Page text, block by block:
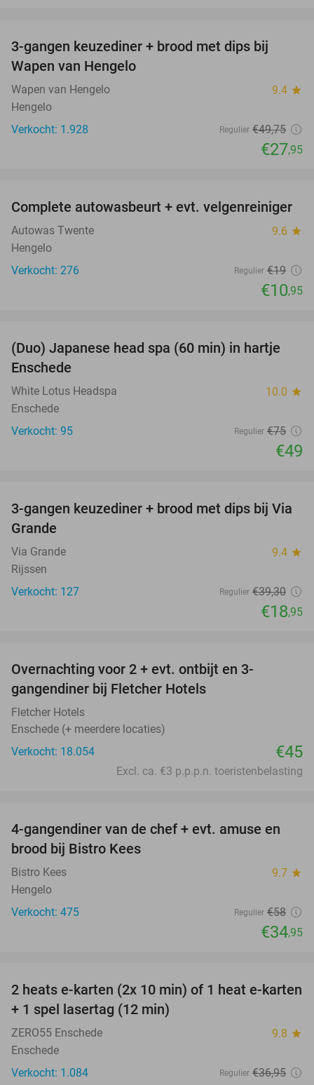
3-gangen keuzediner + brood met dips bij
Wapen van Hengelo
Wapen van Hengelo 9.4 star
Hengelo
Verkocht: 1.928
Regulier €49,75
€27,95
42%
Complete autowasbeurt + evt. velgenreiniger
Autowas Twente 9.6 star
Hengelo
Verkocht: 276
Regulier €19
€10,95
35%
(Duo) Japanese head spa (60 min) in hartje
Enschede
White Lotus Headspa 10.0 star
Enschede
Verkocht: 95
Regulier €75
€49
52%
3-gangen keuzediner + brood met dips bij Via
Grande
Via Grande 9.4 star
Rijssen
Verkocht: 127
Regulier €39,30
€18,95
Overnachting voor 2 + evt. ontbijt en 3-
gangendiner bij Fletcher Hotels
Fletcher Hotels
Enschede (+ meerdere locaties)
Verkocht: 18.054
€45
Excl. ca. €3 p.p.p.n. toeristenbelasting
40%
4-gangendiner van de chef + evt. amuse en
brood bij Bistro Kees
Bistro Kees 9.7 star
Hengelo
Verkocht: 475
Regulier €58
€34,95
32%
2 heats e-karten (2x 10 min) of 1 heat e-karten
+ 1 spel lasertag (12 min)
ZERO55 Enschede 9.8 star
Enschede
Verkocht: 1.084
Regulier €36,95